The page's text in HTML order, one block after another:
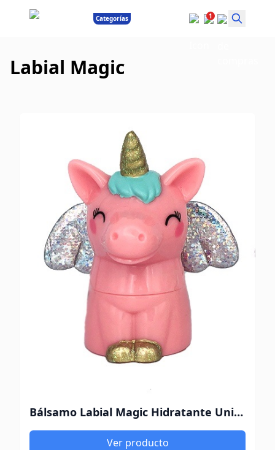
Categorías 1
Labial Magic
Bálsamo Labial Magic Hidratante Unicornio Cereza
Ver producto